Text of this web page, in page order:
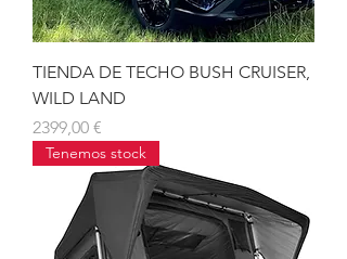
TIENDA DE TECHO BUSH CRUISER,
WILD LAND
Precio
2399,00 €
Tenemos stock